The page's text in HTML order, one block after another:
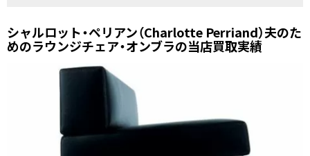
シャルロット・ペリアン（Charlotte Perriand）夫のた
めのラウンジチェア・オンブラの当店買取実績